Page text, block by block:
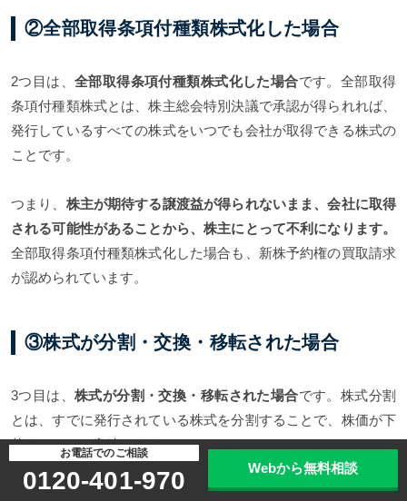
②全部取得条項付種類株式化した場合
2つ目は、全部取得条項付種類株式化した場合です。全部取得
条項付種類株式とは、株主総会特別決議で承認が得られれば、
発行しているすべての株式をいつでも会社が取得できる株式の
ことです。
つまり、 株主が期待する譲渡益が得られないまま、会社に取得
される可能性があることから、株主にとって不利になります。
全部取得条項付種類株式化した場合も、新株予約権の買取請求
が認められています。
③株式が分割・交換・移転された場合
3つ目は、株式が分割・交換・移転された場合です。株式分割
とは、すでに発行されている株式を分割することで、株価が下
落することを意味します。
新株予約権は株式分割で分割しないため、価値が低下し、株主
お電話でのご相談
0120-401-970 Webから無料相談